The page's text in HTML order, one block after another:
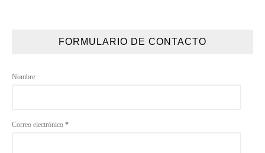
FORMULARIO DE CONTACTO
Nombre
Correo electrónico *